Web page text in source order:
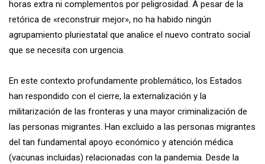
horas extra ni complementos por peligrosidad. A pesar de la
retórica de «reconstruir mejor», no ha habido ningún
agrupamiento pluriestatal que analice el nuevo contrato social
que se necesita con urgencia.
En este contexto profundamente problemático, los Estados
han respondido con el cierre, la externalización y la
militarización de las fronteras y una mayor criminalización de
las personas migrantes. Han excluido a las personas migrantes
del tan fundamental apoyo económico y atención médica
(vacunas incluidas) relacionadas con la pandemia. Desde la